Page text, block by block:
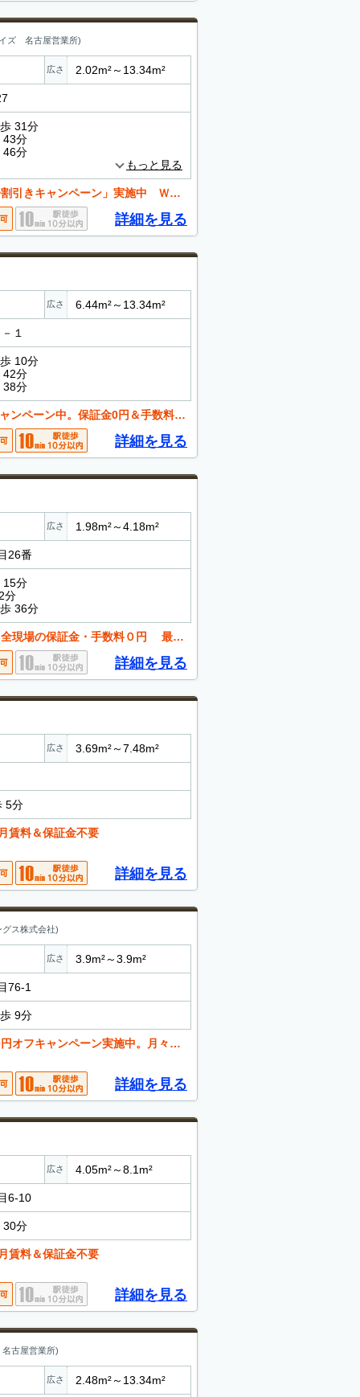
ズ 名古屋営業所)
広さ 2.02m²～13.34m²
31分
43分
46分
もっと見る
施中 ＷＥＢ申込みで契約金最安５，１００円込々ポッキリ。
詳細を見る
広さ 6.44m²～13.34m²
１
10分
42分
38分
ーン中。保証金0円＆手数料０円も実施中
詳細を見る
広さ 1.98m²～4.18m²
26番
15分
分
36分
料０円 最大29,400円が０円 利用期間１ヶ月以上の方のみ
詳細を見る
広さ 3.69m²～7.48m²
5分
賃料＆保証金不要
詳細を見る
ス株式会社)
広さ 3.9m²～3.9m²
76-1
9分
。月々の出費を抑えたい方必見です。お問い合わせください。
詳細を見る
広さ 4.05m²～8.1m²
6-10
30分
賃料＆保証金不要
詳細を見る
古屋営業所)
広さ 2.48m²～13.34m²